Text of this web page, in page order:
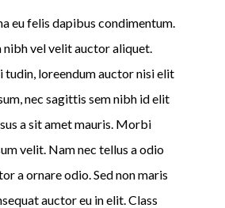
eu felis dapibus condimentum.
nibh vel velit auctor aliquet.
tudin, loreendum auctor nisi elit
nec sagittis sem nibh id elit
a sit amet mauris. Morbi
velit. Nam nec tellus a odio
a ornare odio. Sed non maris
auctor eu in elit. Class